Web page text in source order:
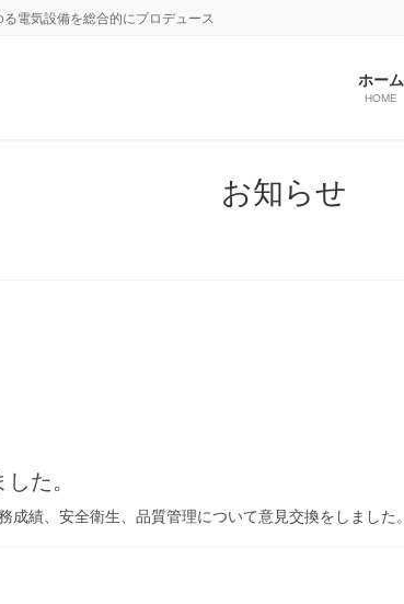
電気設備を総合的にプロデュース
ホーム
HOME
お知らせ
た。
績、安全衛生、品質管理について意見交換をしました。